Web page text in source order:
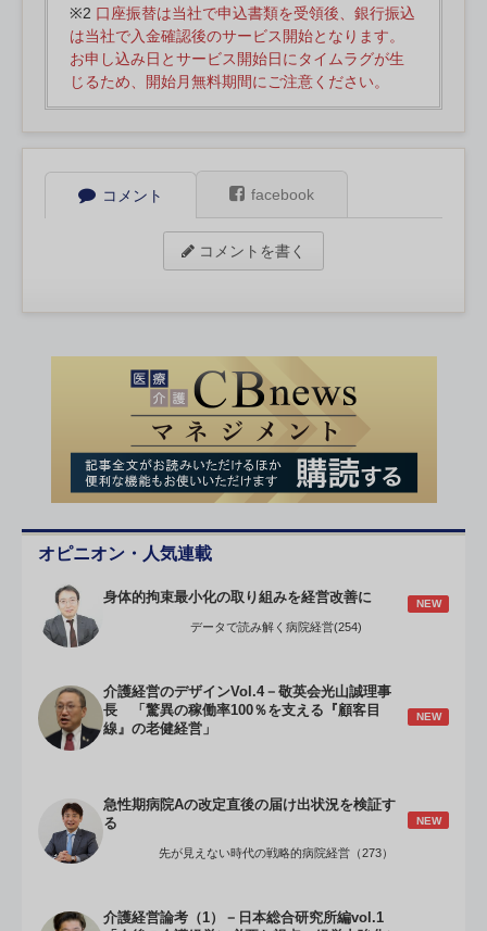
※2 口座振替は当社で申込書類を受領後、銀行振込
は当社で入金確認後のサービス開始となります。
お申し込み日とサービス開始日にタイムラグが生
じるため、開始月無料期間にご注意ください。
コメント facebook
コメントを書く
オピニオン・人気連載
身体的拘束最小化の取り組みを経営改善に NEW
データで読み解く病院経営(254)
介護経営のデザインVol.4－敬英会光山誠理事
長 「驚異の稼働率100％を支える『顧客目
線』の老健経営」
NEW
急性期病院Aの改定直後の届け出状況を検証す
る
NEW
先が見えない時代の戦略的病院経営（273）
介護経営論考（1）－日本総合研究所編vol.1